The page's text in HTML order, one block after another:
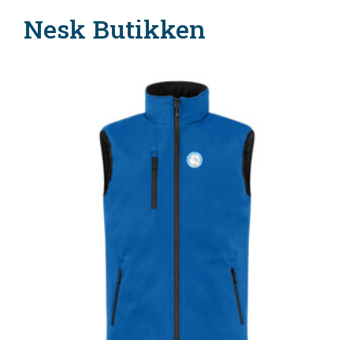
Nesk Butikken
Alternativene
produktsiden